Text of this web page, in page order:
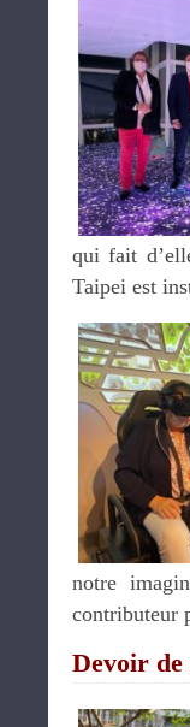
qui fait
Taipei est
notre
contributeur
Devoir de